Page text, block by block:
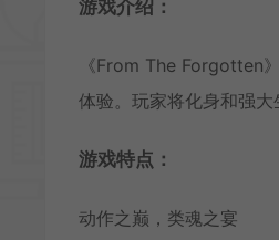
游戏介绍：
《From The Forgotten
体验。玩家将化身和强大
游戏特点：
动作之巅，类魂之宴